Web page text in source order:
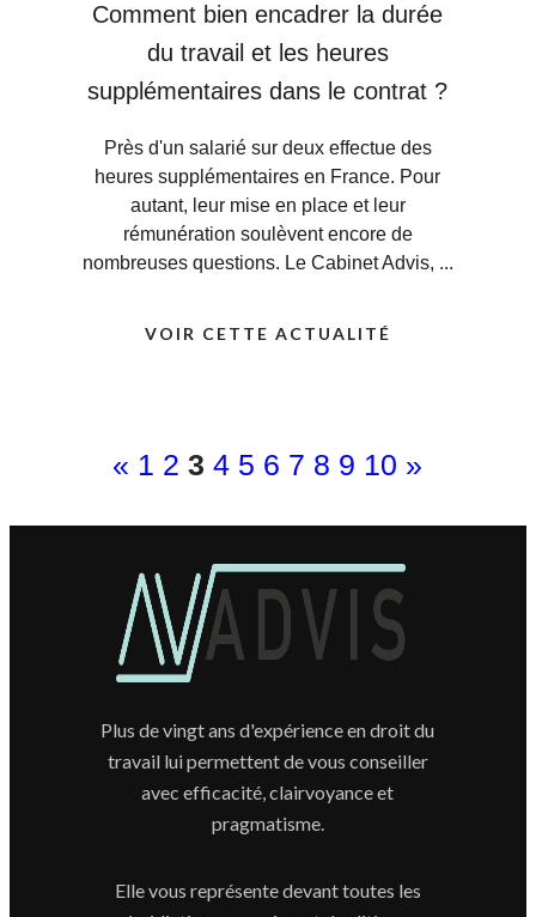
Comment bien encadrer la durée
du travail et les heures
supplémentaires dans le contrat ?
Près d'un salarié sur deux effectue des
heures supplémentaires en France. Pour
autant, leur mise en place et leur
rémunération soulèvent encore de
nombreuses questions. Le Cabinet Advis, ...
VOIR CETTE ACTUALITÉ
« 1 2 3 4 5 6 7 8 9 10 »
Plus de vingt ans d'expérience en droit du
travail lui permettent de vous conseiller
avec efficacité, clairvoyance et
pragmatisme.
Elle vous représente devant toutes les